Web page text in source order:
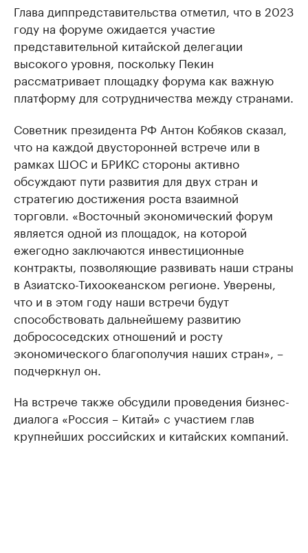
Глава диппредставительства отметил, что в 2023
году на форуме ожидается участие
представительной китайской делегации
высокого уровня, поскольку Пекин
рассматривает площадку форума как важную
платформу для сотрудничества между странами.
Советник президента РФ Антон Кобяков сказал,
что на каждой двусторонней встрече или в
рамках ШОС и БРИКС стороны активно
обсуждают пути развития для двух стран и
стратегию достижения роста взаимной
торговли. «Восточный экономический форум
является одной из площадок, на которой
ежегодно заключаются инвестиционные
контракты, позволяющие развивать наши страны
в Азиатско-Тихоокеанском регионе. Уверены,
что и в этом году наши встречи будут
способствовать дальнейшему развитию
добрососедских отношений и росту
экономического благополучия наших стран», –
подчеркнул он.
На встрече также обсудили проведения бизнес-
диалога «Россия – Китай» с участием глав
крупнейших российских и китайских компаний.